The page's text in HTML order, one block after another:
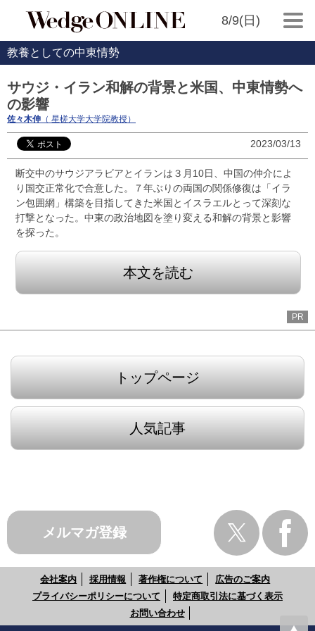
8/9(日)
教養としての中東情勢
サウジ・イラン和解の背景と米国、中東情勢へ
の影響
佐々木伸 （ 星槎大学大学院教授）
2023/03/13
断交中のサウジアラビアとイランは３月10日、中国の仲介によ
り国交正常化で合意した。７年ぶりの両国の関係修復は「イラ
ン包囲網」構築を目指してきた米国とイスラエルとって深刻な
打撃となった。中東の政治地図を塗り変える和解の背景と影響
を探った。
本文を読む
PR
トップページ
人気記事
メルマガ登録
会社案内 採用情報 著作権について
広告のご案内
プライバシーポリシーについて
特定商取引法に基づく表示
お問い合わせ